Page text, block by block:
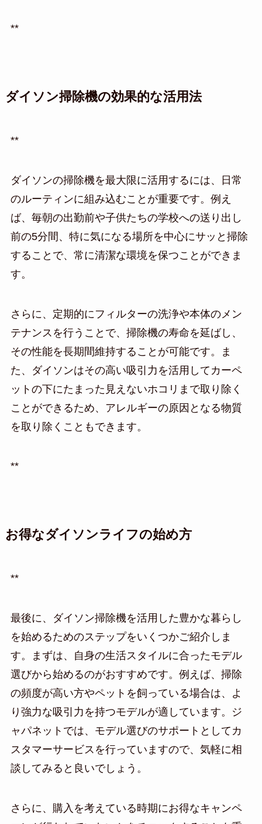
**
ダイソン掃除機の効果的な活用法
**
ダイソンの掃除機を最大限に活用するには、日常
のルーティンに組み込むことが重要です。例え
ば、毎朝の出勤前や子供たちの学校への送り出し
前の5分間、特に気になる場所を中心にサッと掃除
することで、常に清潔な環境を保つことができま
す。
さらに、定期的にフィルターの洗浄や本体のメン
テナンスを行うことで、掃除機の寿命を延ばし、
その性能を長期間維持することが可能です。ま
た、ダイソンはその高い吸引力を活用してカーペ
ットの下にたまった見えないホコリまで取り除く
ことができるため、アレルギーの原因となる物質
を取り除くこともできます。
**
お得なダイソンライフの始め方
**
最後に、ダイソン掃除機を活用した豊かな暮らし
を始めるためのステップをいくつかご紹介しま
す。まずは、自身の生活スタイルに合ったモデル
選びから始めるのがおすすめです。例えば、掃除
の頻度が高い方やペットを飼っている場合は、よ
り強力な吸引力を持つモデルが適しています。ジ
ャパネットでは、モデル選びのサポートとしてカ
スタマーサービスを行っていますので、気軽に相
談してみると良いでしょう。
さらに、購入を考えている時期にお得なキャンペ